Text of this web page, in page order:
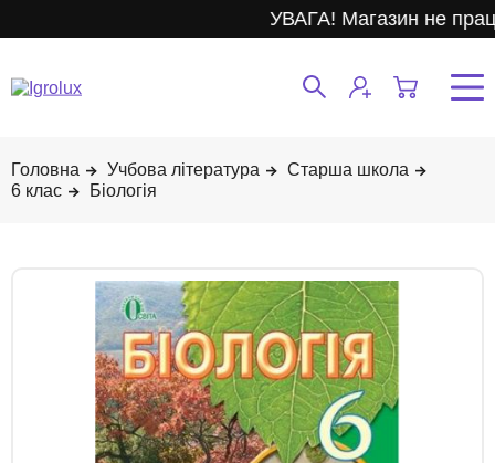
УВАГА! Магазин не
Учбова література
Старша школа
6 клас
Біологія